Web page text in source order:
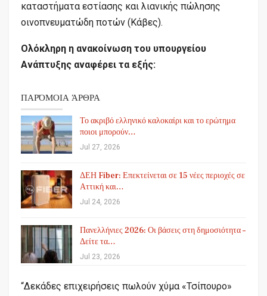
καταστήματα εστίασης και λιανικής πώλησης
οινοπνευματώδη ποτών (Κάβες).
Ολόκληρη η ανακοίνωση του υπουργείου
Ανάπτυξης αναφέρει τα εξής:
ΠΑΡΌΜΟΙΑ ΆΡΘΡΑ
Το ακριβό ελληνικό καλοκαίρι και το ερώτημα
ποιοι μπορούν…
Jul 27, 2026
ΔΕΗ Fiber: Επεκτείνεται σε 15 νέες περιοχές σε
Αττική και…
Jul 24, 2026
Πανελλήνιες 2026: Οι βάσεις στη δημοσιότητα –
Δείτε τα…
Jul 23, 2026
“Δεκάδες επιχειρήσεις πωλούν χύμα «Τσίπουρο»